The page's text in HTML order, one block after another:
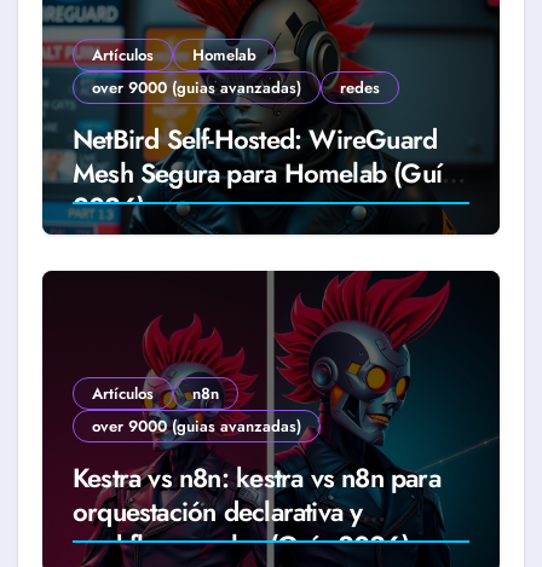
Artículos
Homelab
over 9000 (guias avanzadas)
redes
NetBird Self-Hosted: WireGuard
Mesh Segura para Homelab (Guía
2026)
Artículos
n8n
over 9000 (guias avanzadas)
Kestra vs n8n: kestra vs n8n para
orquestación declarativa y
workflows reales (Guía 2026)